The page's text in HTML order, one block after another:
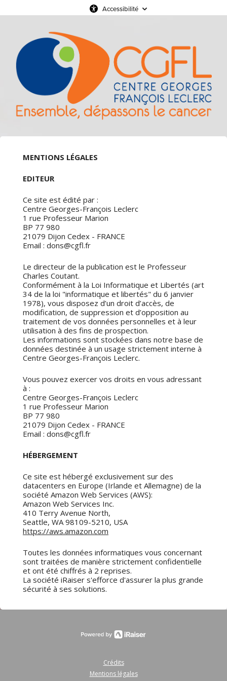
Accessibilité
MENTIONS LÉGALES
EDITEUR
Ce site est édité par :
Centre Georges-François Leclerc
1 rue Professeur Marion
BP 77 980
21079 Dijon Cedex - FRANCE
Email : dons@cgfl.fr
Le directeur de la publication est ​le Professeur
Charles Coutant.
Conformément à la Loi Informatique et Libertés (art
34 de la loi "informatique et libertés" du 6 janvier
1978), vous disposez d’un droit d’accès, de
modification, de suppression et d’opposition au
traitement de vos données personnelles et à leur
utilisation à des fins de prospection.
Les informations sont stockées dans notre base de
données destinée à un usage strictement interne à
Centre Georges-François Leclerc.
Vous pouvez exercer vos droits en vous adressant
à :
Centre Georges-François Leclerc
1 rue Professeur Marion
BP 77 980
21079 Dijon Cedex - FRANCE
Email : dons@cgfl.fr
HÉBERGEMENT
Ce site est hébergé exclusivement sur des
datacenters en Europe (Irlande et Allemagne) de la
société Amazon Web Services (AWS):
Amazon Web Services Inc.
410 Terry Avenue North,
Seattle, WA 98109-5210, USA
https://aws.amazon.com
Toutes les données informatiques vous concernant
sont traitées de manière strictement confidentielle
et ont été chiffrés à 2 reprises.
La société iRaiser s'efforce d'assurer la plus grande
sécurité à ses solutions.
Crédits
Mentions légales